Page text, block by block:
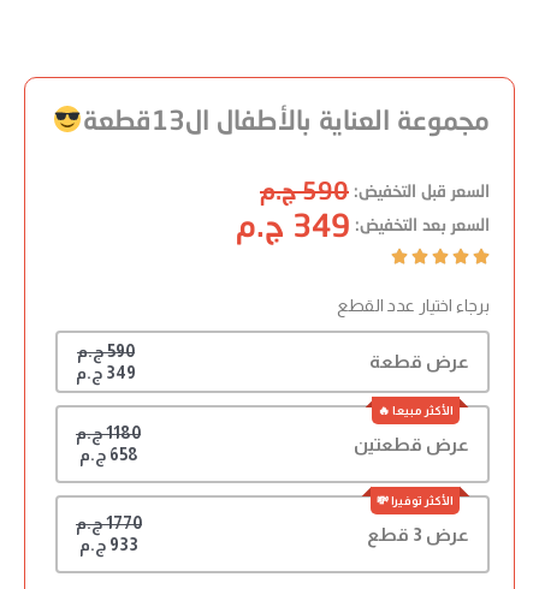
مجموعة العناية بالأطفال ال13قطعة
السعر قبل التخفيض: 590 ج.م
السعر بعد التخفيض: 349 ج.م





برجاء اختيار عدد القطع
عرض قطعة
590 ج.م
349 ج.م
عرض قطعتين
1180 ج.م
658 ج.م
عرض 3 قطع
1770 ج.م
933 ج.م